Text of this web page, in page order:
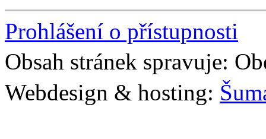
Prohlášení o přístupnosti
Obsah stránek spravuje:
Webdesign & hosting: